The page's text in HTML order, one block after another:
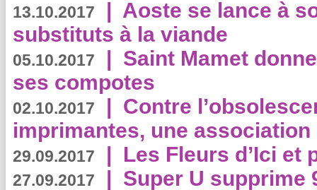
13.10.2017 | Aoste se lance à
substituts à la viande
05.10.2017 | Saint Mamet
ses compotes
02.10.2017 | Contre
imprimantes, une
29.09.2017 | Les Fleurs d’Ici et
27.09.2017 | Super U supprime